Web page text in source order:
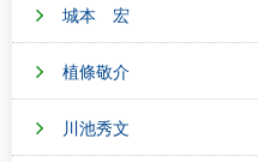
城本 宏
植條敬介
川池秀文